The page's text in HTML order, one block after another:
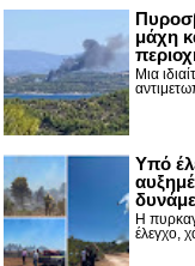
μάχη
Μια
Υπό
Η
έλεγχο,